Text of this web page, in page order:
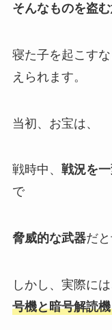
そんなものを盗
寝た子を起こす
えられます。
当初、お宝は、
戦時中、 戦況を
で
脅威的な武器だ
しかし、実際には
号機と暗号解読機